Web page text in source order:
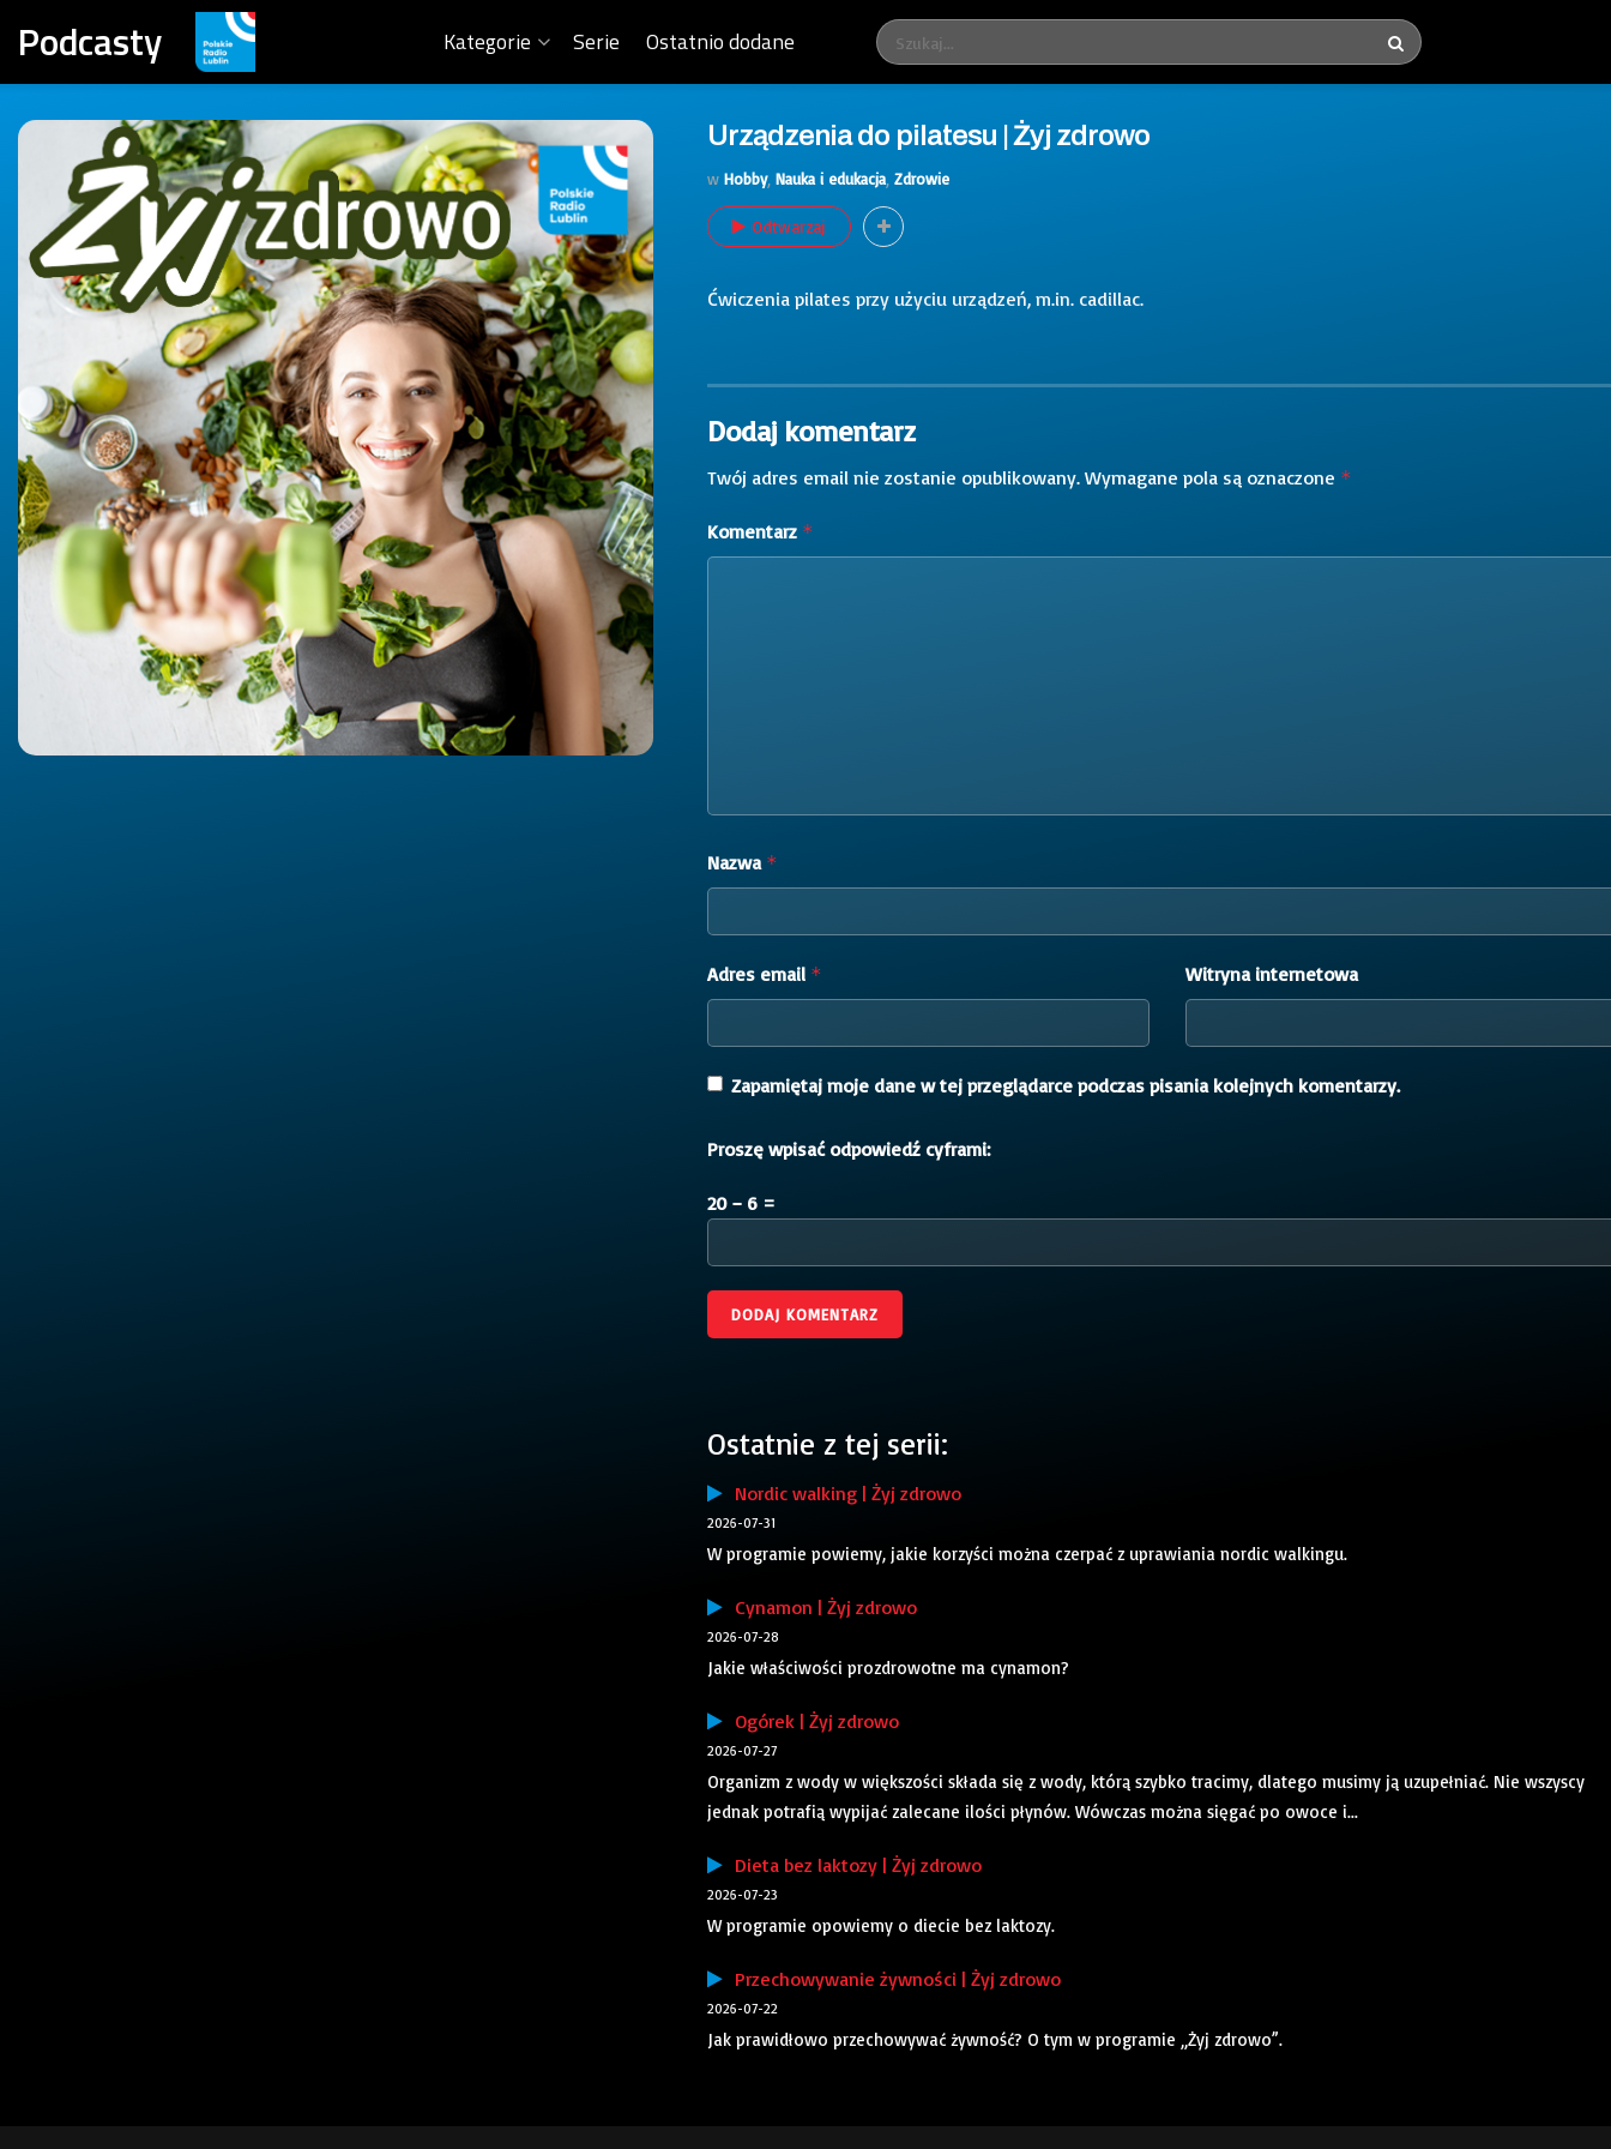
Podcasty Kategorie Serie Ostatnio dodane
Urządzenia do pilatesu | Żyj zdrowo
w Hobby, Nauka i edukacja Zdrowie
Odtwarzaj
Ćwiczenia pilates przy użyciu urządzeń, m.in. cadillac.
Dodaj komentarz
Twój adres email nie zostanie opublikowany. Wymagane pola są oznaczone *
Komentarz *
Nazwa *
Adres email * Witryna internetowa
Zapamiętaj moje dane w tej przeglądarce podczas pisania kolejnych komentarzy.
Proszę wpisać odpowiedź cyframi:
20 − 6 =
Ostatnie z tej serii:
Nordic walking | Żyj zdrowo
2026-07-31
W programie powiemy, jakie korzyści można czerpać z uprawiania nordic walkingu.
Cynamon | Żyj zdrowo
2026-07-28
Jakie właściwości prozdrowotne ma cynamon?
Ogórek | Żyj zdrowo
2026-07-27
Organizm z wody w większości składa się z wody, którą szybko tracimy, dlatego musimy ją uzupełniać. Nie wszyscy
jednak potrafią wypijać zalecane ilości płynów. Wówczas można sięgać po owoce i...
Dieta bez laktozy | Żyj zdrowo
2026-07-23
W programie opowiemy o diecie bez laktozy.
Przechowywanie żywności | Żyj zdrowo
2026-07-22
Jak prawidłowo przechowywać żywność? O tym w programie „Żyj zdrowo”.